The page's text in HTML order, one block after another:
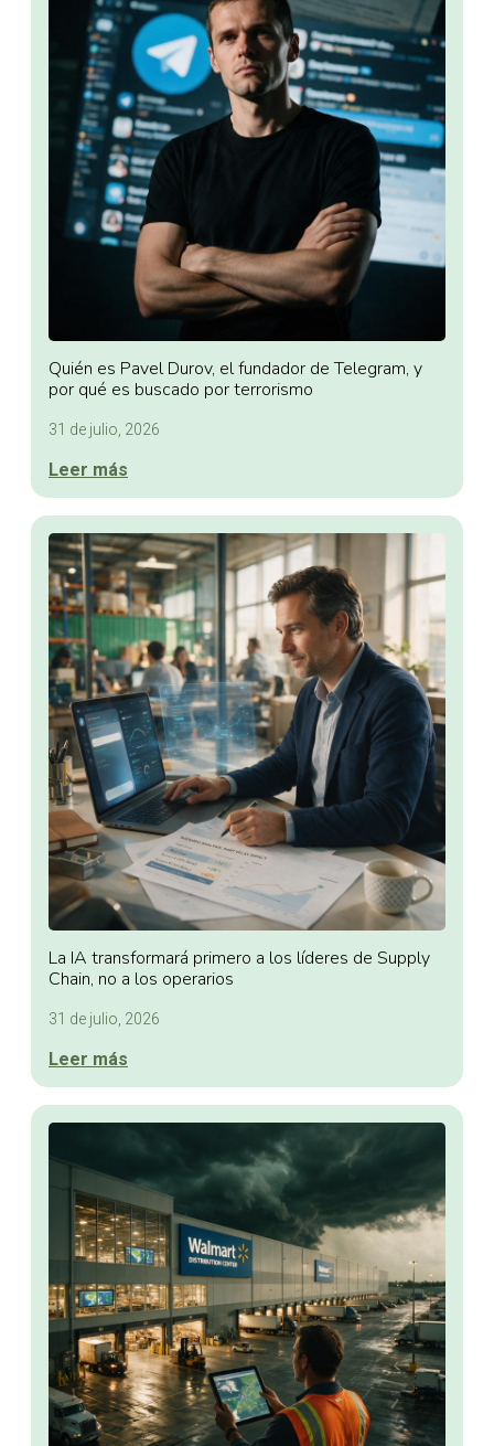
Quién es Pavel Durov, el fundador de Telegram, y
por qué es buscado por terrorismo
31 de julio, 2026
Leer más
La IA transformará primero a los líderes de Supply
Chain, no a los operarios
31 de julio, 2026
Leer más